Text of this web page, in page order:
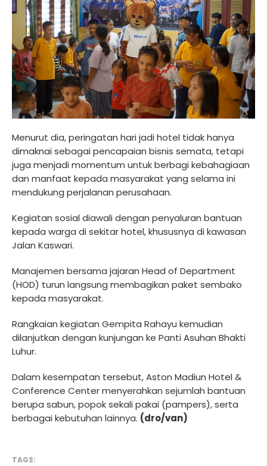
Menurut dia, peringatan hari jadi hotel tidak hanya
dimaknai sebagai pencapaian bisnis semata, tetapi
juga menjadi momentum untuk berbagi kebahagiaan
dan manfaat kepada masyarakat yang selama ini
mendukung perjalanan perusahaan.
Kegiatan sosial diawali dengan penyaluran bantuan
kepada warga di sekitar hotel, khususnya di kawasan
Jalan Kaswari.
Manajemen bersama jajaran Head of Department
(HOD) turun langsung membagikan paket sembako
kepada masyarakat.
Rangkaian kegiatan Gempita Rahayu kemudian
dilanjutkan dengan kunjungan ke Panti Asuhan Bhakti
Luhur.
Dalam kesempatan tersebut, Aston Madiun Hotel &
Conference Center menyerahkan sejumlah bantuan
berupa sabun, popok sekali pakai (pampers), serta
berbagai kebutuhan lainnya. (dro/van)
TAGS: